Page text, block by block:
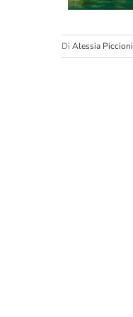
Di Alessia Piccioni